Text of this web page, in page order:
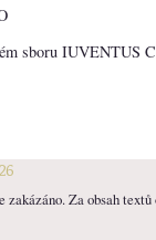
sboru IUVENTUS
zakázáno. Za obsah